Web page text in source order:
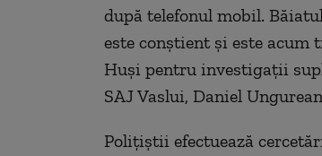
după telefonul mobil.
este conştient şi este acum
Huşi pentru investigaţii
SAJ Vaslui, Daniel
Poliţiştii efectuează